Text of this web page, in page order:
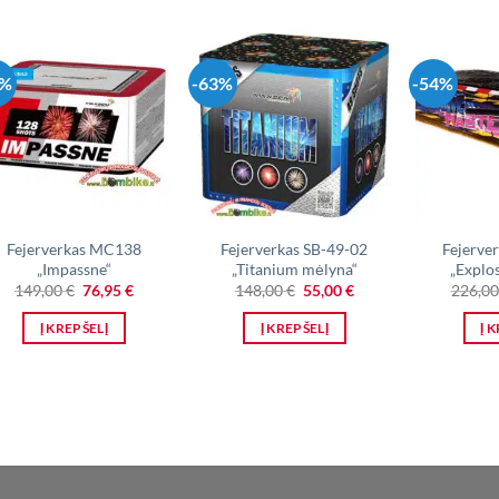
Fejerverkas MC138
„Impassne“
149,00€ Original
price
was:
149,00 €.
76,95€Current
Į KREPŠELĮ
-63%
Fejerverkas SB-49-02
„Titanium mėlyna“
148,00€ Original
price
was:
148,00 €.
55,00€Current
Į KREPŠELĮ
-54%
Į